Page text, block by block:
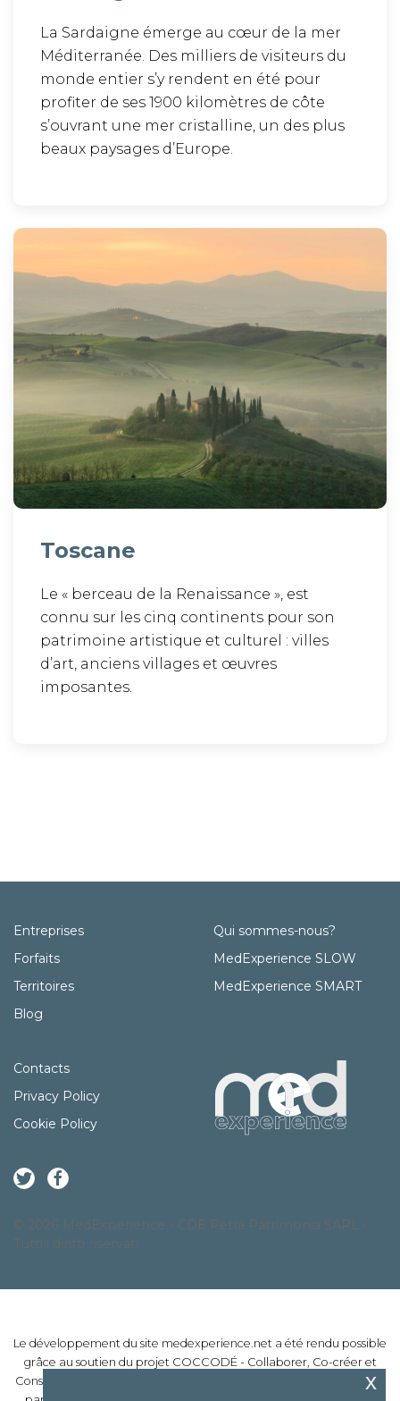
La Sardaigne émerge au cœur de la mer
Méditerranée. Des milliers de visiteurs du
monde entier s’y rendent en été pour
profiter de ses 1900 kilomètres de côte
s’ouvrant une mer cristalline, un des plus
beaux paysages d’Europe.
Toscane
Le « berceau de la Renaissance », est
connu sur les cinq continents pour son
patrimoine artistique et culturel : villes
d’art, anciens villages et œuvres
imposantes.
Entreprises
Forfaits
Territoires
Blog
Qui sommes-nous?
MedExperience SLOW
MedExperience SMART
Contacts
Privacy Policy
Cookie Policy
© 2026 MedExperience - CDE Petra Patrimonia SARL -
Tutti i diritti riservati
Le développement du site medexperience.net a été rendu possible
grâce au soutien du projet COCCODÉ - Collaborer, Co-créer et
Construire Opportunités de Développement Économique, financé
x